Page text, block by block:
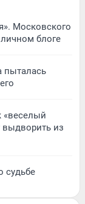
Московского
блоге
пыталась
«веселый
выдворить из
судьбе